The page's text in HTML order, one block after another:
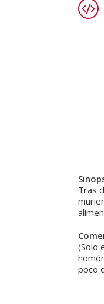
Tras
(Solo
poco